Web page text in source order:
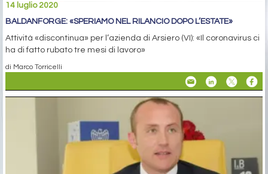
14 luglio 2020
BALDANFORGE: «SPERIAMO NEL RILANCIO DOPO L’ESTATE»
Attività «discontinua» per l’azienda di Arsiero (VI): «Il coronavirus ci
ha di fatto rubato tre mesi di lavoro»
di Marco Torricelli